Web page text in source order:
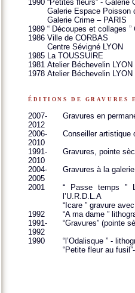
1990 “Petites fleurs” - Galerie
Galerie Espace Poisson
Galerie Crime – PARIS
1989 “ Découpes et collages
1986 Ville de CORBAS
Centre Sévigné LYON
1985
La TOUSSUIRE
1981 Atelier Béchevelin LYON
1978 Atelier Béchevelin LYON
éditions de gravures
2007-
2012
Gravures en
2006-
2010
Conseiller artistique
1991-
2010
Gravures, pointe
2004-
2005
Gravures à la
2001
“ Passe temps ”
l’U.R.D.L.A
“Icare ” gravure
1992
“A ma dame ”
1991-
1992
“Gravures” (pointe
1990
“l’Odalisque ” -
“Petite fleur au